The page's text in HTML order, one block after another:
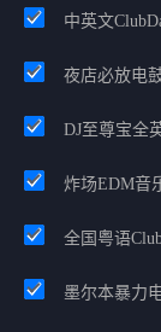
DJ至尊宝全
墨尔本暴力